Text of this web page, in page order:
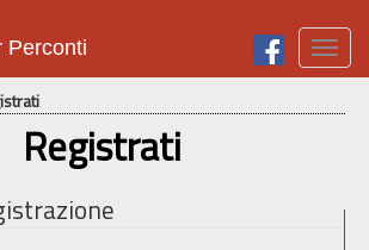
Perconti
Registrati